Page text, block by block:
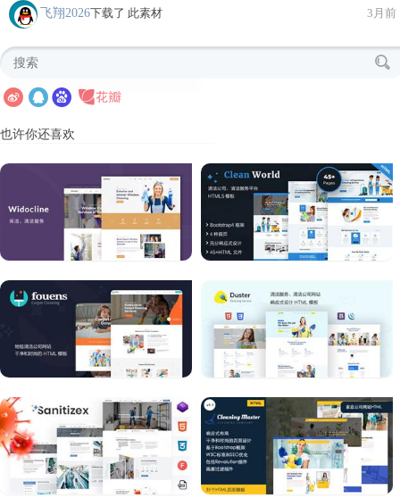
飞翔2026下载了 此素材 3月前
也许你还喜欢